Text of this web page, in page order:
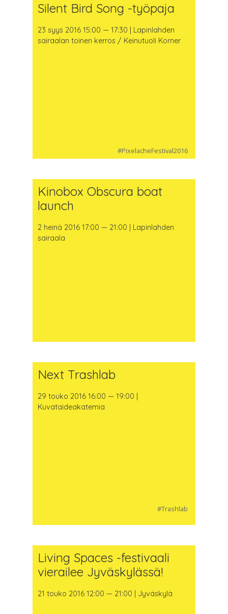
Silent Bird Song -työpaja
23 syys 2016 15:00 — 17:30 | Lapinlahden
sairaalan toinen kerros / Keinutuoli Korner
#PixelacheFestival2016
Kinobox Obscura boat
launch
2 heinä 2016 17:00 — 21:00 | Lapinlahden
sairaala
Next Trashlab
29 touko 2016 16:00 — 19:00 |
Kuvataideakatemia
#Trashlab
Living Spaces -festivaali
vierailee Jyväskylässä!
21 touko 2016 12:00 — 21:00 | Jyväskylä